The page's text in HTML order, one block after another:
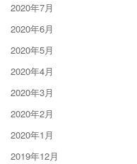
2020年7月
2020年6月
2020年5月
2020年4月
2020年3月
2020年2月
2020年1月
2019年12月